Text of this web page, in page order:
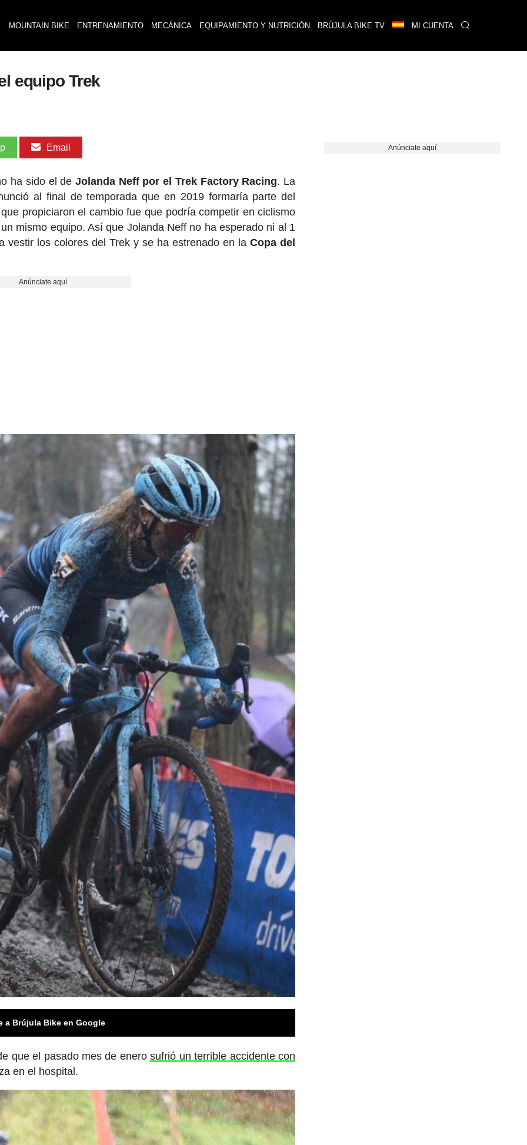
MOUNTAIN BIKE ENTRENAMIENTO MECÁNICA EQUIPAMIENTO Y NUTRICIÓN BRÚJULA BIKE TV MI CUENTA
equipo Trek
Email
ha sido el deJolanda Neff por el Trek Factory Racing. La
al final de temporada que en 2019 formaría parte del
propiciaron el cambio fue que podría competir en ciclismo
mismo equipo. Así que Jolanda Neff no ha esperado ni al 1
vestir los colores del Trek y se ha estrenado en laCopa del
Anúnciate aquí
a Brújula Bike en Google
que el pasado mes de enerosufrió un terrible accidente con
en el hospital.
Anúnciate aquí